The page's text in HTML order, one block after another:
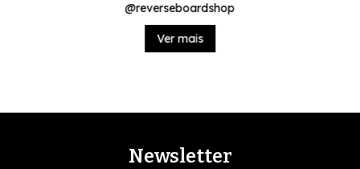
@reverseboardshop
Ver mais
Newsletter